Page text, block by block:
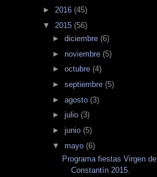
► 2016 (45)
▼ 2015 (56)
► diciembre (6)
► noviembre (5)
► octubre (4)
► septiembre (5)
► agosto (3)
► julio (3)
► junio (5)
▼ mayo (6)
Programa fiestas Virgen de
Constantín 2015.